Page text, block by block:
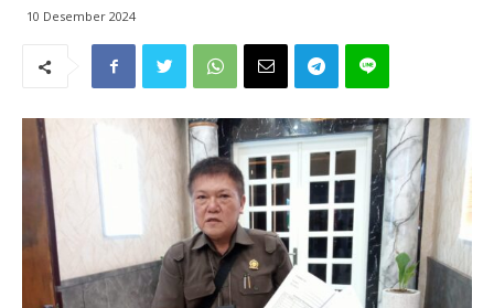
10 Desember 2024